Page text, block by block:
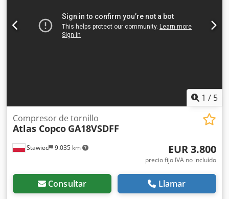
mm -Peso: 592 kg
1 / 5
Stawiec 9.035 km
Compresor de tornillo
Atlas Copco GA18VSDFF
EUR 3.800
precio fijo IVA no incluído
Consultar Llamar